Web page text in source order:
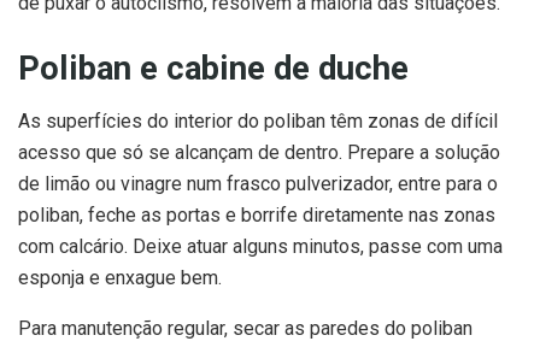
Poliban e cabine de duche
As superfícies do interior do poliban têm zonas de difícil
acesso que só se alcançam de dentro. Prepare a solução
de limão ou vinagre num frasco pulverizador, entre para o
poliban, feche as portas e borrife diretamente nas zonas
com calcário. Deixe atuar alguns minutos, passe com uma
esponja e enxague bem.
Para manutenção regular, secar as paredes do poliban